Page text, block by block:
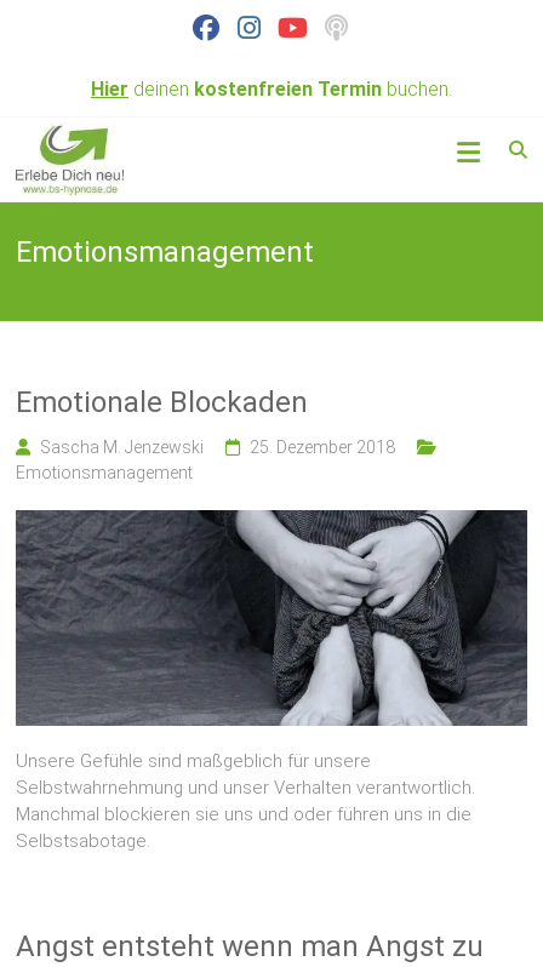
Hier deinen kostenfreien Terminbuchen.
BS
Hypnose
&
Coaching
Hypnose nahe
Braunschweig
Emotionsmanagement
Emotionale Blockaden
Sascha M. Jenzewski
25. Dezember 2018
Emotionsmanagement
Unsere Gefühle sind maßgeblich für unsere
Selbstwahrnehmung und unser Verhalten verantwortlich.
Manchmal blockieren sie uns und oder führen uns in die
Selbstsabotage.
Angst entsteht wenn man Angst zu